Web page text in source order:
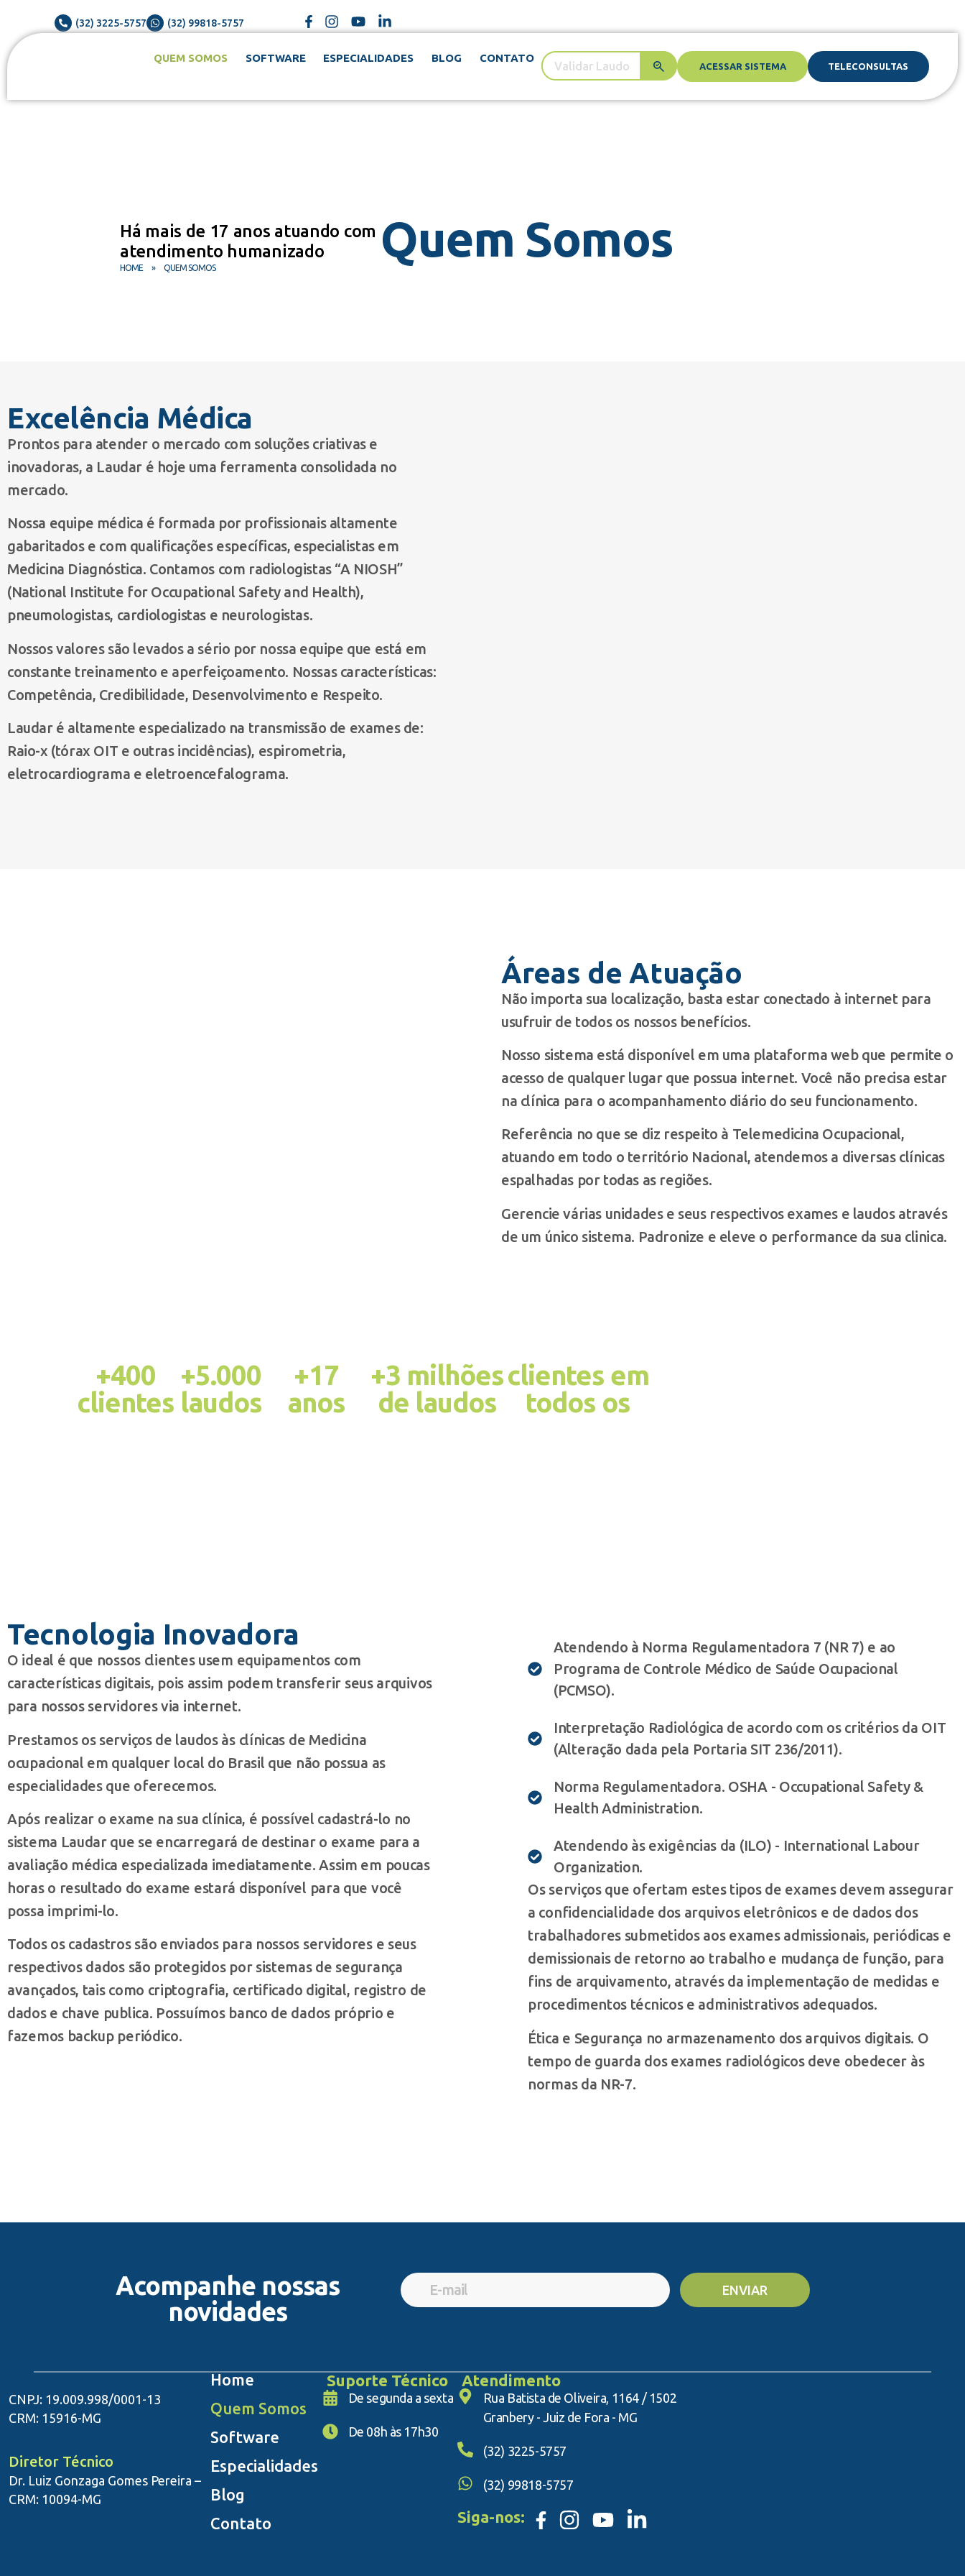
(32) 3225-5757 (32) 99818-5757
QUEM SOMOS SOFTWARE ESPECIALIDADES BLOG CONTATO
ACESSAR SISTEMA TELECONSULTAS
Há mais de 17 anos atuando com
atendimento humanizado
HOME » QUEM SOMOS
Quem Somos
Excelência Médica
Prontos para atender o mercado com soluções criativas e
inovadoras, a Laudar é hoje uma ferramenta consolidada no
mercado.
Nossa equipe médica é formada por profissionais altamente
gabaritados e com qualificações específicas, especialistas em
Medicina Diagnóstica. Contamos com radiologistas “A NIOSH”
(National Institute for Occupational Safety and Health),
pneumologistas, cardiologistas e neurologistas.
Nossos valores são levados a sério por nossa equipe que está em
constante treinamento e aperfeiçoamento. Nossas características:
Competência, Credibilidade, Desenvolvimento e Respeito.
Laudar é altamente especializado na transmissão de exames de:
Raio-x (tórax OIT e outras incidências), espirometria,
eletrocardiograma e eletroencefalograma.
Áreas de Atuação
Não importa sua localização, basta estar conectado à internet para
usufruir de todos os nossos benefícios.
Nosso sistema está disponível em uma plataforma web que permite o
acesso de qualquer lugar que possua internet. Você não precisa estar
na clínica para o acompanhamento diário do seu funcionamento.
Referência no que se diz respeito à Telemedicina Ocupacional,
atuando em todo o território Nacional, atendemos a diversas clínicas
espalhadas por todas as regiões.
Gerencie várias unidades e seus respectivos exames e laudos através
de um único sistema. Padronize e eleve o performance da sua clinica.
+400
clientes
+5.000
laudos
+17
anos
+3 milhões
de laudos
clientes em
todos os
Tecnologia Inovadora
O ideal é que nossos clientes usem equipamentos com
características digitais, pois assim podem transferir seus arquivos
para nossos servidores via internet.
Prestamos os serviços de laudos às clínicas de Medicina
ocupacional em qualquer local do Brasil que não possua as
especialidades que oferecemos.
Após realizar o exame na sua clínica, é possível cadastrá-lo no
sistema Laudar que se encarregará de destinar o exame para a
avaliação médica especializada imediatamente. Assim em poucas
horas o resultado do exame estará disponível para que você
possa imprimi-lo.
Todos os cadastros são enviados para nossos servidores e seus
respectivos dados são protegidos por sistemas de segurança
avançados, tais como criptografia, certificado digital, registro de
dados e chave publica. Possuímos banco de dados próprio e
fazemos backup periódico.
Atendendo à Norma Regulamentadora 7 (NR 7) e ao
Programa de Controle Médico de Saúde Ocupacional
(PCMSO).
Interpretação Radiológica de acordo com os critérios da OIT
(Alteração dada pela Portaria SIT 236/2011).
Norma Regulamentadora. OSHA - Occupational Safety &
Health Administration.
Atendendo às exigências da (ILO) - International Labour
Organization.
Os serviços que ofertam estes tipos de exames devem assegurar
a confidencialidade dos arquivos eletrônicos e de dados dos
trabalhadores submetidos aos exames admissionais, periódicas e
demissionais de retorno ao trabalho e mudança de função, para
fins de arquivamento, através da implementação de medidas e
procedimentos técnicos e administrativos adequados.
Ética e Segurança no armazenamento dos arquivos digitais. O
tempo de guarda dos exames radiológicos deve obedecer às
normas da NR-7.
Acompanhe nossas
novidades
ENVIAR
CNPJ: 19.009.998/0001-13
CRM: 15916-MG
Diretor Técnico
Dr. Luiz Gonzaga Gomes Pereira –
CRM: 10094-MG
Home
Quem Somos
Software
Especialidades
Blog
Contato
Suporte Técnico
De segunda a sexta
De 08h às 17h30
Atendimento
Rua Batista de Oliveira, 1164 / 1502
Granbery - Juiz de Fora - MG
(32) 3225-5757
(32) 99818-5757
Siga-nos: